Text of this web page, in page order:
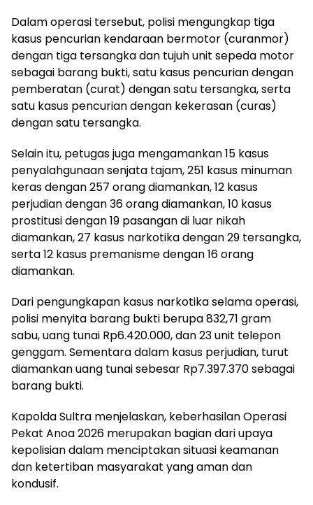
Dalam operasi tersebut, polisi mengungkap tiga
kasus pencurian kendaraan bermotor (curanmor)
dengan tiga tersangka dan tujuh unit sepeda motor
sebagai barang bukti, satu kasus pencurian dengan
pemberatan (curat) dengan satu tersangka, serta
satu kasus pencurian dengan kekerasan (curas)
dengan satu tersangka.
Selain itu, petugas juga mengamankan 15 kasus
penyalahgunaan senjata tajam, 251 kasus minuman
keras dengan 257 orang diamankan, 12 kasus
perjudian dengan 36 orang diamankan, 10 kasus
prostitusi dengan 19 pasangan di luar nikah
diamankan, 27 kasus narkotika dengan 29 tersangka,
serta 12 kasus premanisme dengan 16 orang
diamankan.
Dari pengungkapan kasus narkotika selama operasi,
polisi menyita barang bukti berupa 832,71 gram
sabu, uang tunai Rp6.420.000, dan 23 unit telepon
genggam. Sementara dalam kasus perjudian, turut
diamankan uang tunai sebesar Rp7.397.370 sebagai
barang bukti.
Kapolda Sultra menjelaskan, keberhasilan Operasi
Pekat Anoa 2026 merupakan bagian dari upaya
kepolisian dalam menciptakan situasi keamanan
dan ketertiban masyarakat yang aman dan
kondusif.